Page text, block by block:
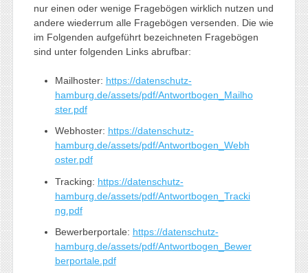
nur einen oder wenige Fragebögen wirklich nutzen und
andere wiederrum alle Fragebögen versenden. Die wie
im Folgenden aufgeführt bezeichneten Fragebögen
sind unter folgenden Links abrufbar:
Mailhoster: https://datenschutz-
hamburg.de/assets/pdf/Antwortbogen_Mailho
ster.pdf
Webhoster: https://datenschutz-
hamburg.de/assets/pdf/Antwortbogen_Webh
oster.pdf
Tracking: https://datenschutz-
hamburg.de/assets/pdf/Antwortbogen_Tracki
ng.pdf
Bewerberportale: https://datenschutz-
hamburg.de/assets/pdf/Antwortbogen_Bewer
berportale.pdf